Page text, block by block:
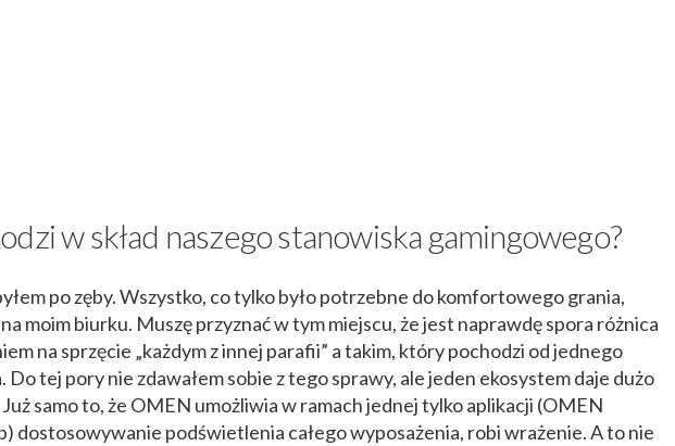
w skład naszego stanowiska gamingowego?
po zęby. Wszystko, co tylko było potrzebne do komfortowego grania,
na moim biurku. Muszę przyznać w tym miejscu, że jest naprawdę spora różnica
na sprzęcie „każdym z innej parafii” a takim, który pochodzi od jednego
Do tej pory nie zdawałem sobie z tego sprawy, ale jeden ekosystem daje dużo
samo to, że OMEN umożliwia w ramach jednej tylko aplikacji (OMEN
dostosowywanie podświetlenia całego wyposażenia, robi wrażenie. A to nie